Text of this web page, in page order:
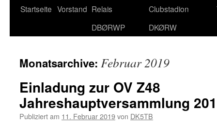
Zum
Startseite Vorstand Relais
DBØRWP
Clubstadion
DKØRW
Monatsarchive: Februar 2019
Einladung zur OV Z48
Jahreshauptversammlung
Publiziert am 11. Februar 2019von DK5TB